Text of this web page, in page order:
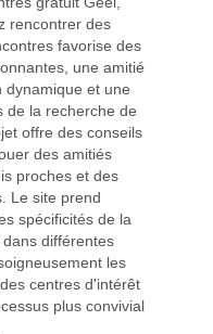
rencontrer des
favorise des
une amitié
dynamique et une
de la recherche de
offre des conseils
des amitiés
proches et des
Le site prend
spécificités de la
différentes
les
centres d'intérêt
plus convivial